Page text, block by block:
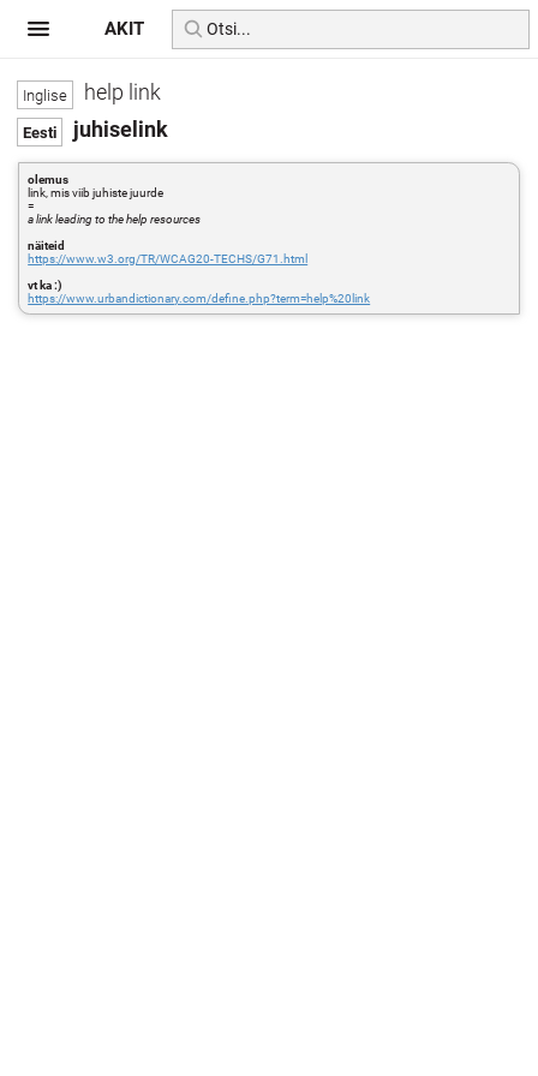
help link
juhiselink
olemus
link, mis viib juhiste juurde
=
a link leading to the help resources
näiteid
https://www.w3.org/TR/WCAG20-TECHS/G71.html
vt ka :)
https://www.urbandictionary.com/define.php?term=help%20link
AKIT